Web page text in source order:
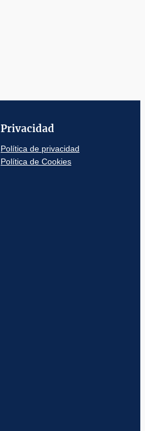
Privacidad
Política de privacidad
Política de Cookies